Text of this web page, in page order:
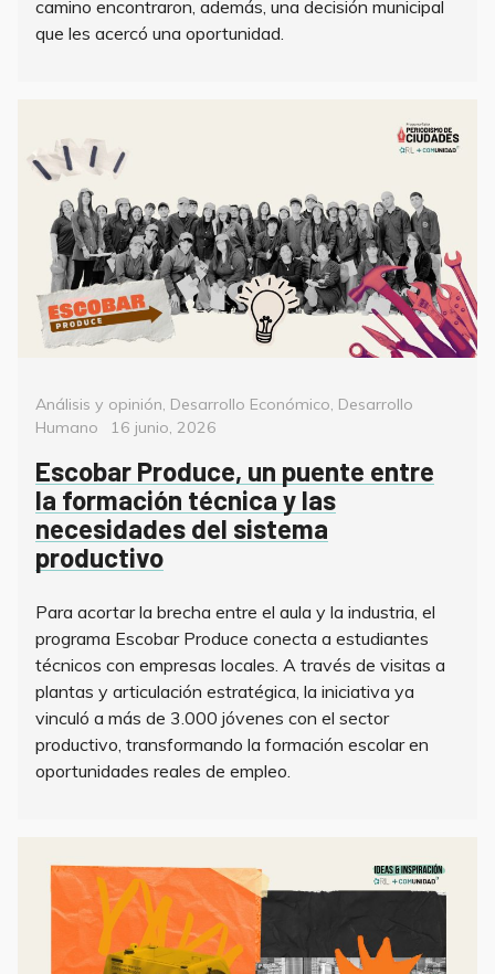
camino encontraron, además, una decisión municipal
que les acercó una oportunidad.
Categorías
Análisis y opinión, Desarrollo Económico, Desarrollo
Humano
Posted
16 junio, 2026
Escobar Produce, un puente entre
la formación técnica y las
necesidades del sistema
productivo
Para acortar la brecha entre el aula y la industria, el
programa Escobar Produce conecta a estudiantes
técnicos con empresas locales. A través de visitas a
plantas y articulación estratégica, la iniciativa ya
vinculó a más de 3.000 jóvenes con el sector
productivo, transformando la formación escolar en
oportunidades reales de empleo.